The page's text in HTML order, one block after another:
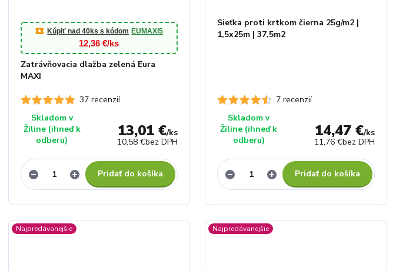
Kúpiť nad 40ks s kódom EUMAXI5
12,36 €/ks
37 recenzií
Zatrávňovacia dlažba zelená Eura
MAXI
13,01 €/ks
10,58 €bez DPH
Skladom v
Žiline (ihneď k
odberu)
Pridať do košíka
7 recenzií
Sieťka proti krtkom čierna 25g/m2 |
1,5x25m | 37,5m2
14,47 €/ks
11,76 €bez DPH
Skladom v
Žiline (ihneď k
odberu)
Pridať do košíka
Najpredávanejšie Najpredávanejšie